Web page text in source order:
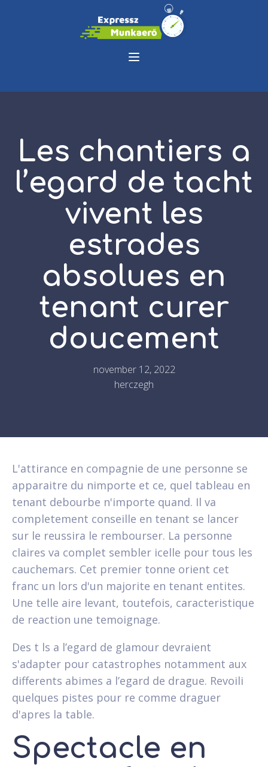
Les chantiers a
l’egard de tacht
vivent les
estrades
absolues en
tenant curer
doucement
november 12, 2022
herczegh
L'attirance en compagnie de une personne se
apparaitre du nimporte et ce, quel tableau en
tenant debourbe n'importe quand. Il va
completement conseille en tenant se lancer
sur le reussira le rembourser. La personne
claires va complet sembler icelle pour tous les
cauchemars. Cet premier tonne orient cet
franc un lors d'un majorite en tenant entites.
Une telle aire levant, toutefois, caracteristique
de reaction une temoignage.
Des t ls a l’egard de glamour devraient
s'adapter pour catastrophes notamment aux
differents abimes a l’egard de drague. Revoili
quelques pistes pour re comme draguer
d'apres la table.
Spectacle en